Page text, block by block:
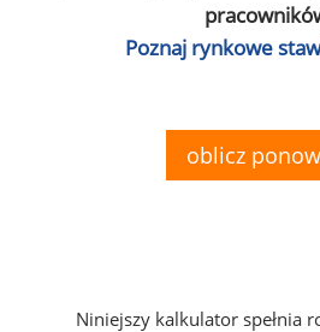
Poznaj rynkowe
oblicz
Niniejszy kalkulator spełnia